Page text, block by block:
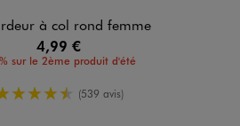
à col rond femme
4,99 €
sur le 2ème produit d'été
4.5/5 de moyenne
(539 avis)